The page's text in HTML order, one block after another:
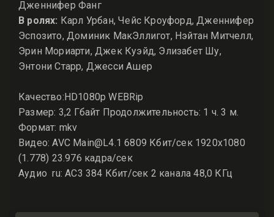
Дженнифер Фанг
В ролях: Карл Урбан, Чейс Кроуфорд, Дженнифер
Эспозито, Доминик МакЭллигот, Нэйтан Митчелл,
Эрин Мориарти, Джек Куэйд, Элизабет Шу,
Энтони Старр, Джесси Ашер
Качество:HD1080p WEBRip
Размер: 3,2 Гбайт Продолжительность: 1 ч. 3 м.
Формат: mkv
Видео: AVC Main@L4.1 6809 Кбит/сек 1920x1080
(1.778) 23.976 кадра/сек
Аудио ru: AC3 384 Кбит/сек 2 канала 48,0 КГц